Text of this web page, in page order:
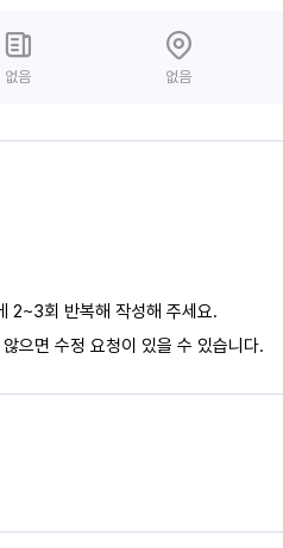
없음 없음
2~3회 반복해 작성해 주세요.
으면 수정 요청이 있을 수 있습니다.